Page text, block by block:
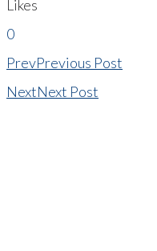
Likes
0
PrevPrevious Post
NextNext Post